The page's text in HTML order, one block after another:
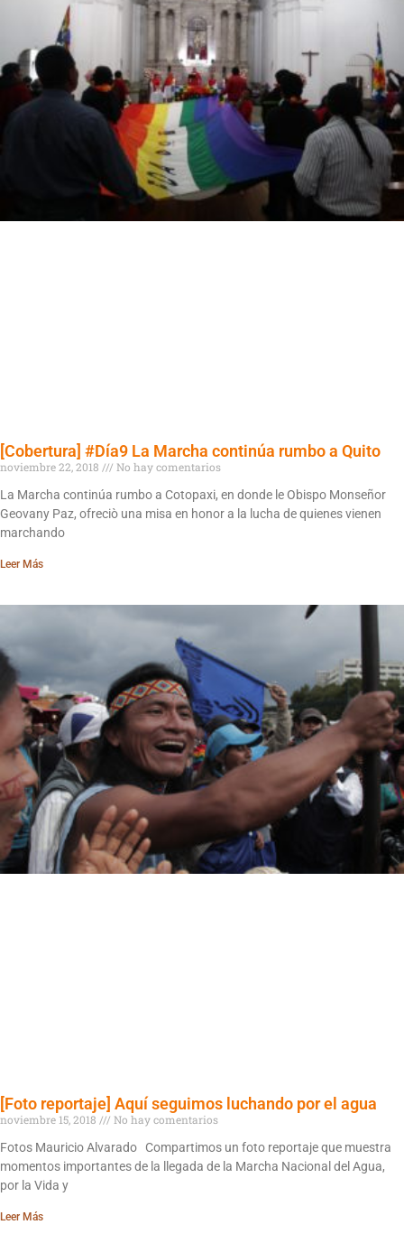
[Cobertura] #Día9 La Marcha continúa rumbo a Quito
noviembre 22, 2018
No hay comentarios
La Marcha continúa rumbo a Cotopaxi, en donde le Obispo Monseñor
Geovany Paz, ofreciò una misa en honor a la lucha de quienes vienen
marchando
Leer Más
[Foto reportaje] Aquí seguimos luchando por el agua
noviembre 15, 2018
No hay comentarios
Fotos Mauricio Alvarado Compartimos un foto reportaje que muestra
momentos importantes de la llegada de la Marcha Nacional del Agua,
por la Vida y
Leer Más